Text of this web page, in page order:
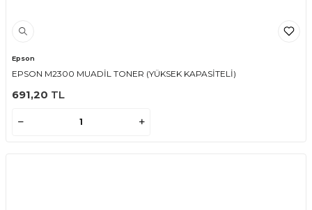
Epson
EPSON M2300 MUADİL TONER (YÜKSEK KAPASİTELİ)
691,20 TL